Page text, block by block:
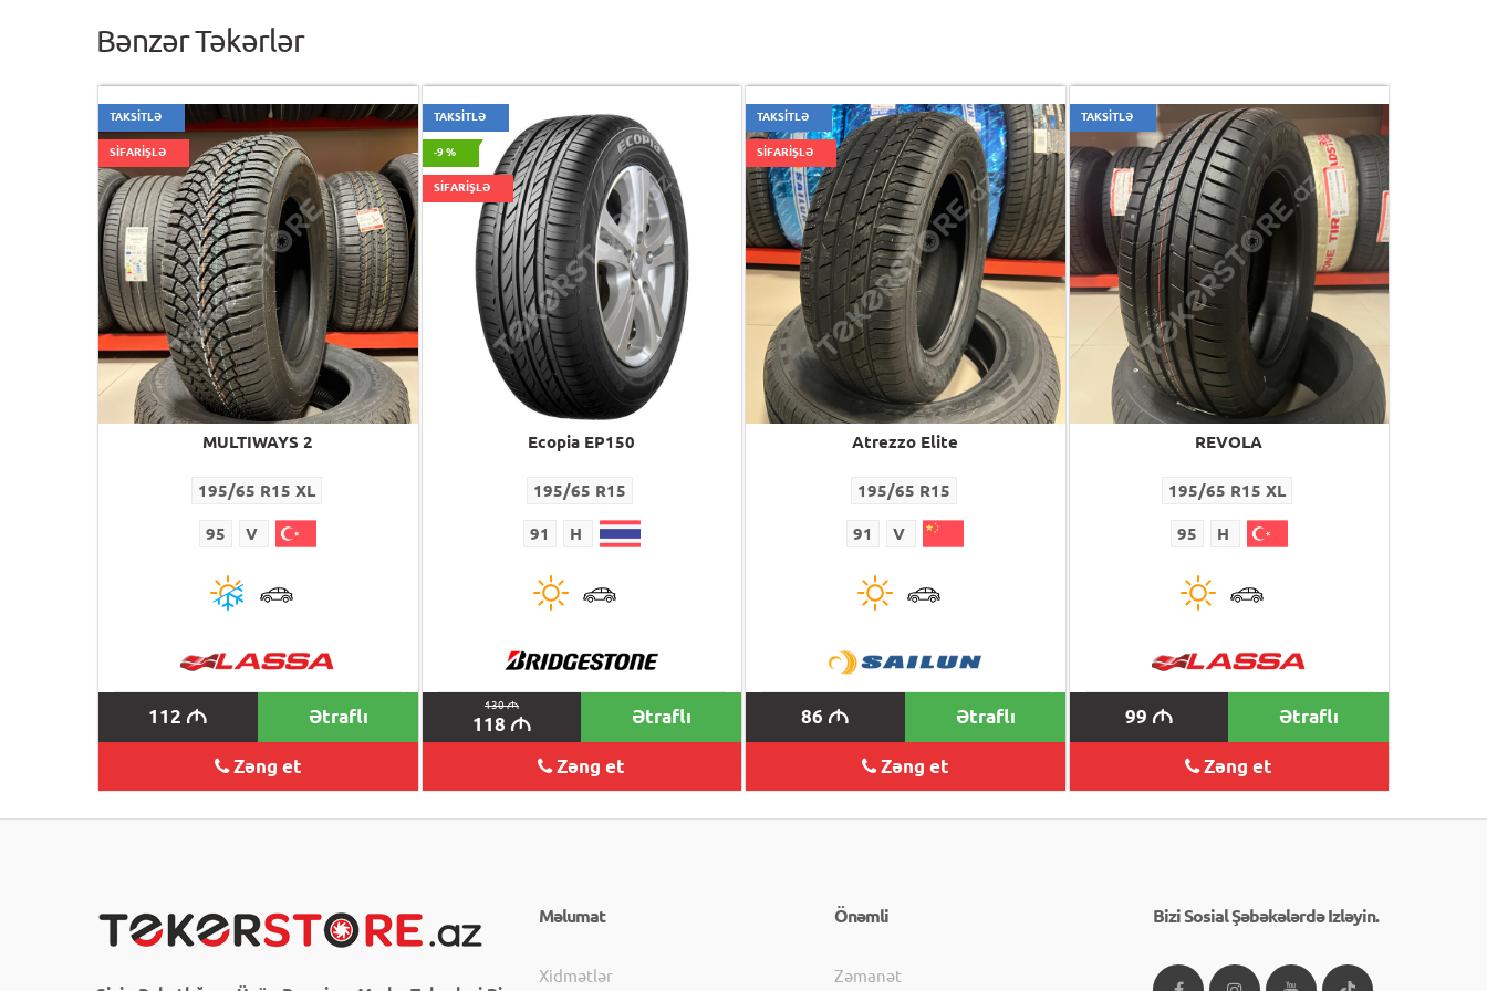
Bənzər Təkərlər
TAKSİTLƏ
SİFARİŞLƏ
MULTIWAYS 2
195/65 R15 XL
95 V
112 M Ətraflı
Zəng et
TAKSİTLƏ
-9 %
SİFARİŞLƏ
Ecopia EP150
195/65 R15
91 H
130M
118 M Ətraflı
Zəng et
TAKSİTLƏ
SİFARİŞLƏ
Atrezzo Elite
195/65 R15
91 V
86 M Ətraflı
Zəng et
TAKSİTLƏ
REVOLA
195/65 R15 XL
95 H
99 M Ətraflı
Zəng et
Məlumat
Xidmətlər
Önəmli
Zəmanət
Bizi Sosial Şəbəkələrdə Izləyin.